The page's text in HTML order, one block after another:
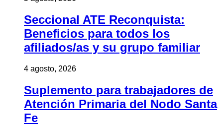
Seccional ATE Reconquista:
Beneficios para todos los
afiliados/as y su grupo familiar
4 agosto, 2026
Suplemento para trabajadores de
Atención Primaria del Nodo Santa
Fe